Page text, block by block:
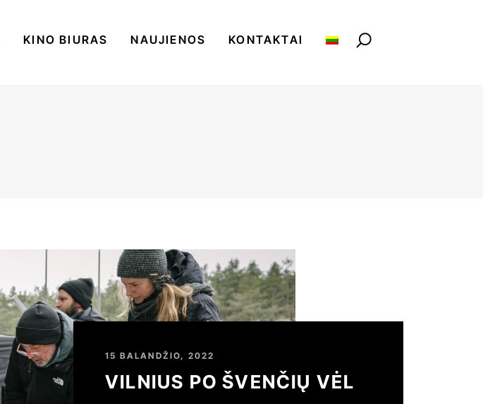
KINO BIURAS NAUJIENOS KONTAKTAI
15 BALANDŽIO, 2022
VILNIUS PO ŠVENČIŲ VĖL